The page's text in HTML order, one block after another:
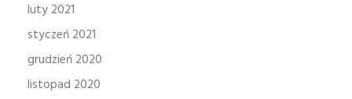
luty 2021
styczeń 2021
grudzień 2020
listopad 2020